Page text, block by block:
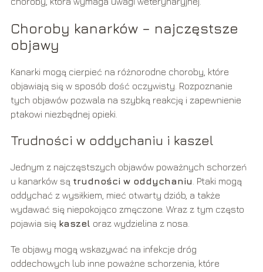
Choroby kanarków – najczęstsze
objawy
Kanarki mogą cierpieć na różnorodne choroby, które
objawiają się w sposób dość oczywisty. Rozpoznanie
tych objawów pozwala na szybką reakcję i zapewnienie
ptakowi niezbędnej opieki.
Trudności w oddychaniu i kaszel
Jednym z najczęstszych objawów poważnych schorzeń
u kanarków są trudności w oddychaniu . Ptaki mogą
oddychać z wysiłkiem, mieć otwarty dziób, a także
wydawać się niepokojąco zmęczone. Wraz z tym często
pojawia się kaszel oraz wydzielina z nosa.
Te objawy mogą wskazywać na infekcje dróg
oddechowych lub inne poważne schorzenia, które